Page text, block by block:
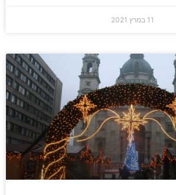
11 במרץ 2021